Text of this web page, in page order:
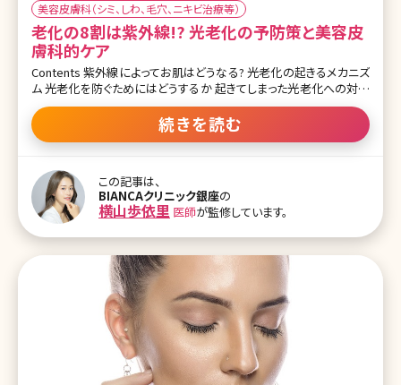
美容皮膚科（シミ、しわ、毛穴、ニキビ治療等）
老化の8割は紫外線!? 光老化の予防策と美容皮
膚科的ケア
Contents 紫外線によってお肌はどうなる? 光老化の起きるメカニズ
ム 光老化を防ぐためにはどうするか 起きてしまった光老化への対処
法 紫外線によりシミができてしまうということはみなさんご存知かと
思いますが、実はしわやたるみも引き起こしてしまうとご存知だった
でしょうか? なんと加齢に伴う生理的な老化が2割に対して、紫外線
Journal of Medicine』という海外の医学雑誌により論じられていま
す。 実はこれほどまで怖い紫外線による影響についてどうして起こる
のか、対策、生じてしまった肌悩みはどうやって解決していくと良いの
かお話ししていきます。美容医療を受けるのであれば紫外線対策は
必須ですのでぜひご一読ください。 【監修医師からのワンポイント】
続きを読む
この記事は、
BIANCAクリニック銀座の
横山歩依里 医師が監修しています。